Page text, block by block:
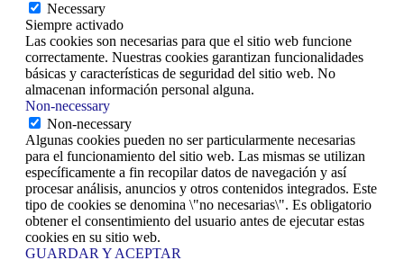
Necessary
Siempre activado
Las cookies son necesarias para que el sitio web funcione
correctamente. Nuestras cookies garantizan funcionalidades
básicas y características de seguridad del sitio web. No
almacenan información personal alguna.
Non-necessary
Non-necessary
Algunas cookies pueden no ser particularmente necesarias
para el funcionamiento del sitio web. Las mismas se utilizan
específicamente a fin recopilar datos de navegación y así
procesar análisis, anuncios y otros contenidos integrados. Este
tipo de cookies se denomina \"no necesarias\". Es obligatorio
obtener el consentimiento del usuario antes de ejecutar estas
cookies en su sitio web.
GUARDAR Y ACEPTAR